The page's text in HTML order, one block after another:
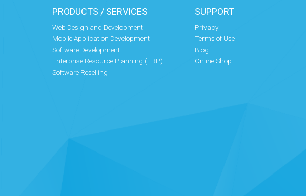
PRODUCTS / SERVICES
Web Design and Development
Mobile Application Development
Software Development
Enterprise Resource Planning (ERP)
Software Reselling
SUPPORT
Privacy
Terms of Use
Blog
Online Shop